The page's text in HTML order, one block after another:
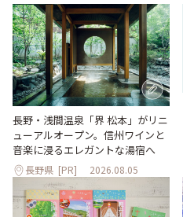
長野・浅間温泉「界 松本」がリニ
ューアルオープン。信州ワインと
音楽に浸るエレガントな湯宿へ
長野県 [PR] 2026.08.05